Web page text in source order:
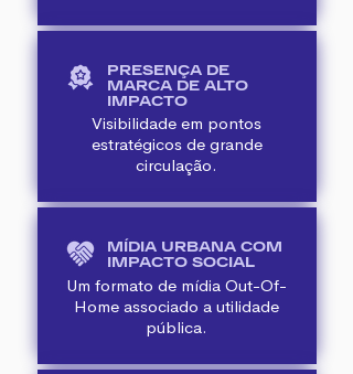
PRESENÇA DE
MARCA DE ALTO
IMPACTO
Visibilidade em pontos
estratégicos de grande
circulação.
MÍDIA URBANA COM
IMPACTO SOCIAL
Um formato de mídia Out-Of-
Home associado a utilidade
pública.